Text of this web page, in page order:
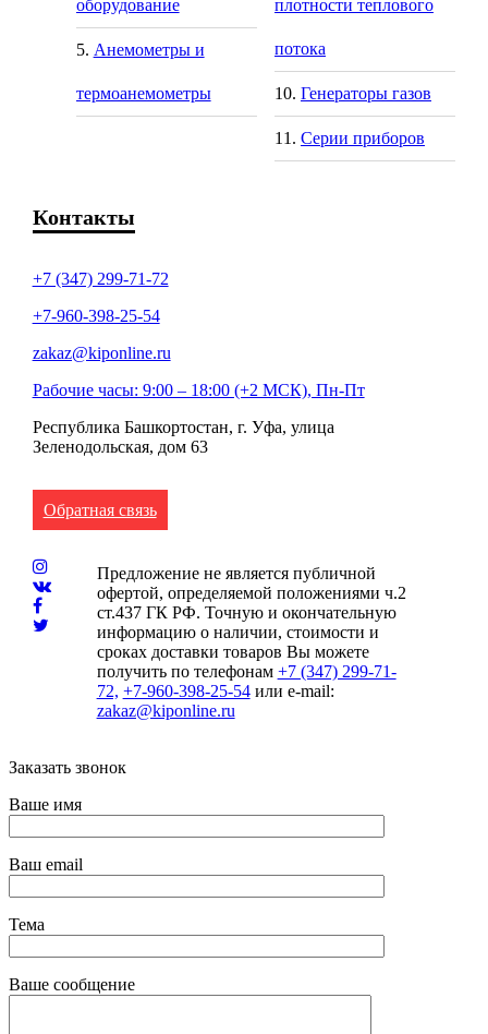
оборудование
Анемометры и
термоанемометры
плотности теплового
потока
Генераторы газов
Серии приборов
Контакты
+7 (347) 299-71-72
+7-960-398-25-54
zakaz@kiponline.ru
Рабочие часы: 9:00 – 18:00 (+2 МСК), Пн-Пт
Республика Башкортостан, г. Уфа, улица
Зеленодольская, дом 63
Обратная связь
Предложение не является публичной
офертой, определяемой положениями ч.2
ст.437 ГК РФ. Точную и окончательную
информацию о наличии, стоимости и
сроках доставки товаров Вы можете
получить по телефонам +7 (347) 299-71-
72, +7-960-398-25-54или e-mail:
zakaz@kiponline.ru
Заказать звонок
Ваше имя
Ваш email
Тема
Ваше сообщение